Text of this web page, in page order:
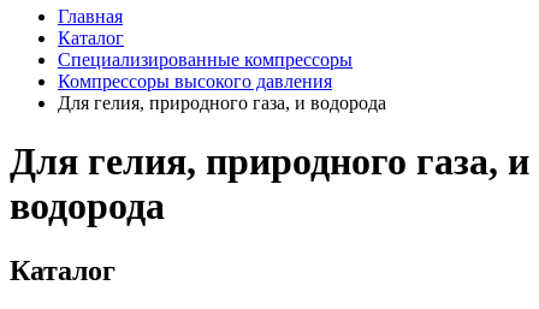
Главная
Каталог
Специализированные компрессоры
Компрессоры высокого давления
Для гелия, природного газа, и водорода
Для гелия, природного газа, и
водорода
Каталог